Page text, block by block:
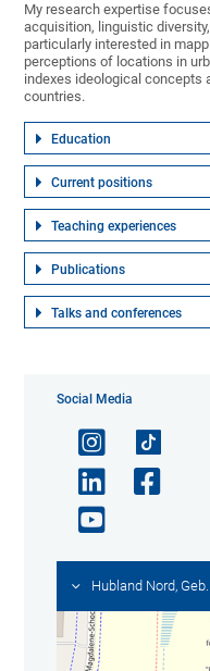
My research expertise
acquisition, linguistic
particularly interested in
perceptions of locations in
indexes ideological concepts
countries.
Education
Current positions
Teaching experiences
Publications
Talks and conferences
Social Media
Hubland Nord,